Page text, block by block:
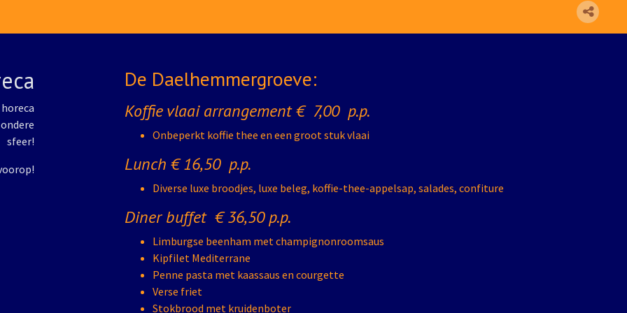
sfeer!
De Daelhemmergroeve:
Koffie vlaai arrangement € 7,00 p.p.
Onbeperkt koffie thee en een groot stuk vlaai
Lunch € 16,50 p.p.
Diverse luxe broodjes, luxe beleg, koffie-thee-appelsap, salades, confiture
Diner buffet € 36,50 p.p.
Limburgse beenham met champignonroomsaus
Kipfilet Mediterrane
Penne pasta met kaassaus en courgette
Verse friet
Stokbrood met kruidenboter